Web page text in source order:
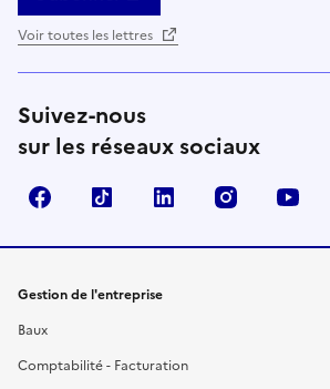
Voir toutes les lettres
Suivez-nous
sur les réseaux sociaux
FacebookTikTok Linkedin Instagram
Gestion de l'entreprise
Baux
Comptabilité - Facturation